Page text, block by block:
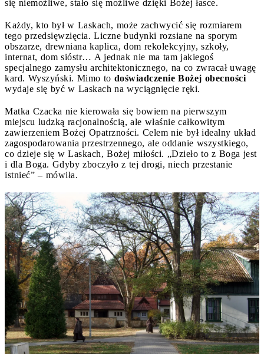
się niemożliwe, stało się możliwe dzięki Bożej łasce.
Każdy, kto był w Laskach, może zachwycić się rozmiarem
tego przedsięwzięcia. Liczne budynki rozsiane na sporym
obszarze, drewniana kaplica, dom rekolekcyjny, szkoły,
internat, dom sióstr… A jednak nie ma tam jakiegoś
specjalnego zamysłu architektonicznego, na co zwracał uwagę
kard. Wyszyński. Mimo to doświadczenie Bożej obecności
wydaje się być w Laskach na wyciągnięcie ręki.
Matka Czacka nie kierowała się bowiem na pierwszym
miejscu ludzką racjonalnością, ale właśnie całkowitym
zawierzeniem Bożej Opatrzności. Celem nie był idealny układ
zagospodarowania przestrzennego, ale oddanie wszystkiego,
co dzieje się w Laskach, Bożej miłości. „Dzieło to z Boga jest
i dla Boga. Gdyby zboczyło z tej drogi, niech przestanie
istnieć” – mówiła.